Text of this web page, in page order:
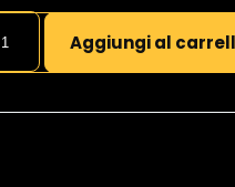
Aggiungi al